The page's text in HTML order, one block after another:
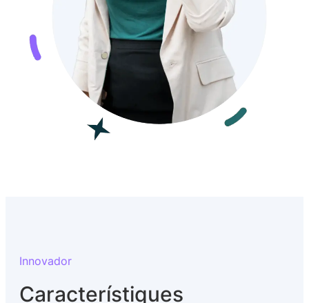
Innovador
Característiques